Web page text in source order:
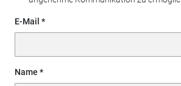
E-Mail
Name